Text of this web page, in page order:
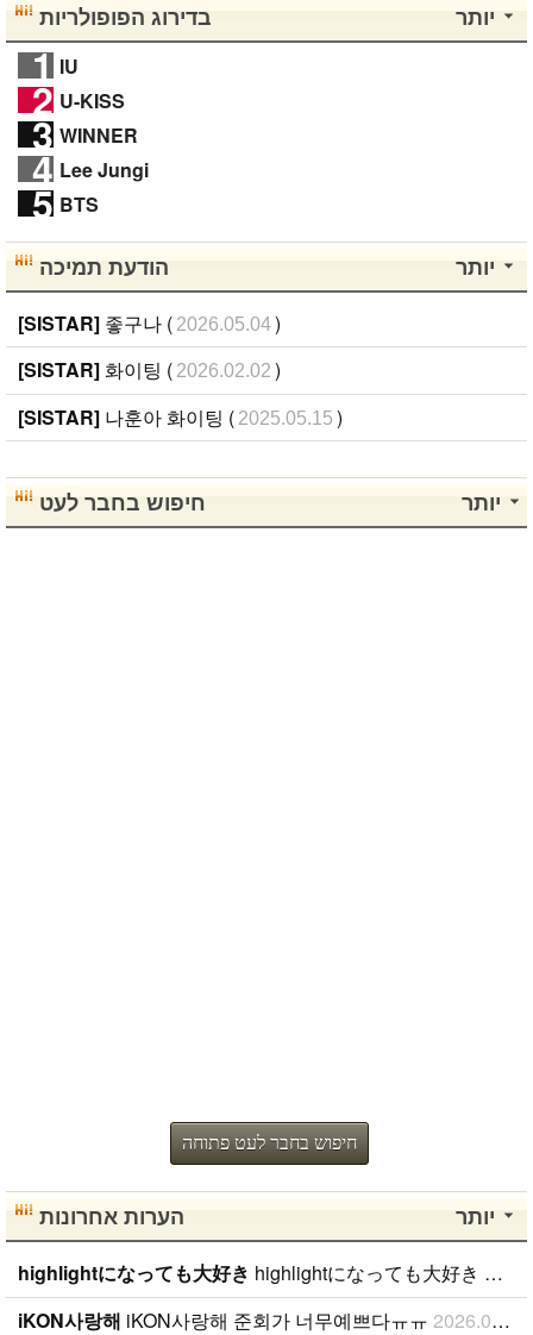
יותר בדירוג הפופולריות
1 IU
2 U-KISS
3 WINNER
4 Lee Jungi
5 BTS
יותר הודעת תמיכה
[SISTAR] 좋구나 ( 2026.05.04)
[SISTAR] 화이팅 ( 2026.02.02 )
[SISTAR] 나훈아 화이팅 ( 2025.05.15 )
יותר חיפוש בחבר לעט
חיפוש בחבר לעט פתוחה
יותר הערות אחרונות
highlightになっても大好き highlightになっても大好き ファンになったのが、遅かったからいろんな情報が欲しいです。 highlightになっても好きな気持ちは変わりません。 メンバー全員が大好きですが、一番大好きなのはジュンヒョンです。 彼らのことたくさん知りたいです。
iKON사랑해 iKON사랑해 준회가 너무예쁘다ㅠㅠ 2026.01.09